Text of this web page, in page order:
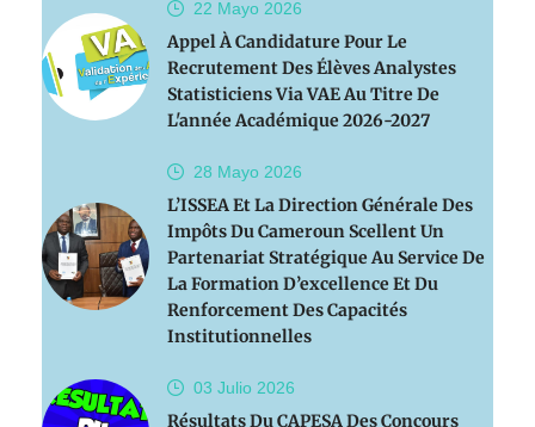
22 Mayo 2026
Appel À Candidature Pour Le
Recrutement Des Élèves Analystes
Statisticiens Via VAE Au Titre De
L'année Académique 2026-2027
28 Mayo 2026
L’ISSEA Et La Direction Générale Des
Impôts Du Cameroun Scellent Un
Partenariat Stratégique Au Service De
La Formation D’excellence Et Du
Renforcement Des Capacités
Institutionnelles
03 Julio 2026
Résultats Du CAPESA Des Concours